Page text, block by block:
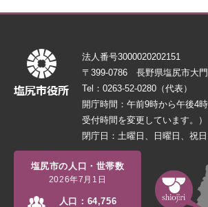
法人番号3000020202151
〒399-0786 長野県塩尻市大
Tel：0263-52-0280（代表）
開庁時間：午前9時から午後4
受付時間を変更しています。）
閉庁日：土曜日、日曜日、祝
塩尻市の人口・世帯数
2026年7月1日
人口： 64,756